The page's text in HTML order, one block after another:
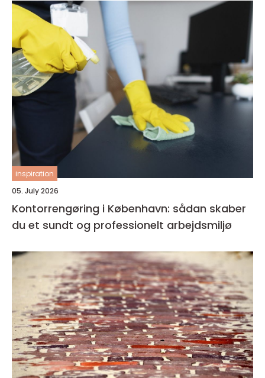
inspiration
05. July 2026
Kontorrengøring i København: sådan skaber
du et sundt og professionelt arbejdsmiljø